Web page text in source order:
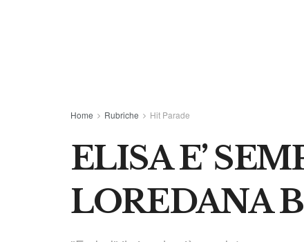
Home Rubriche Hit Parade
ELISA E’
LOREDANA